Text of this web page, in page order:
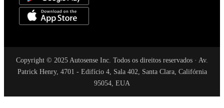
Copyright © 2025 Autosense Inc. Todos os direitos reservados · Av.
Patrick Henry, 4701 - Edifício 4, Sala 402, Santa Clara, Califórnia
95054, EUA